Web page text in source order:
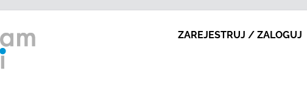
ZAREJESTRUJ / ZALOGUJ